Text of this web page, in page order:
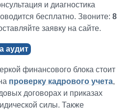
и диагностика
бесплатно. Звоните: 8
заявку на сайте.
аудит
финансового блока стоит
проверку кадрового учета,
договорах и приказах
силы. Также